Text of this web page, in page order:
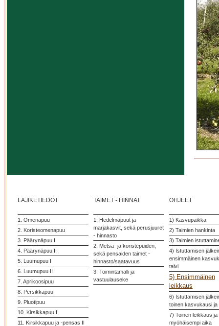
LAJIKETIEDOT
1. Omenapuu
2. Koristeomenapuu
3. Päärynäpuu I
4. Päärynäpuu II
5. Luumupuu I
6. Luumupuu II
7. Aprikoosipuu
8. Persikkapuu
9. Pluotipuu
10. Kirsikkapuu I
11. Kirsikkapuu ja -pensas II
TAIMET - HINNAT
1. Hedelmäpuut ja
marjakasvit, sekä perusjuuret
- hinnasto
2. Metsä- ja koristepuiden,
sekä pensaiden taimet -
hinnasto/saatavuus
3. Toimintamalli ja
vastuulauseke
OHJEET
1) Kasvupaikka
2) Taimien hankinta
3) Taimien
4) Istuttamisen
ensimmäinen
talvi
5) Ensimmäinen
leikkaus
6) Istuttamisen
toinen kasvukausi ja
7) Toinen leikkaus ja
myöhäisempi aika